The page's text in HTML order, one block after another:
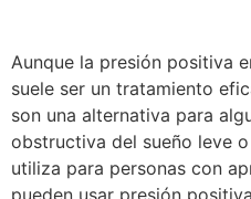
Aunque la presión positiva
suele ser un tratamiento
son una alternativa para
obstructiva del sueño leve
utiliza para personas con
pueden usar presión